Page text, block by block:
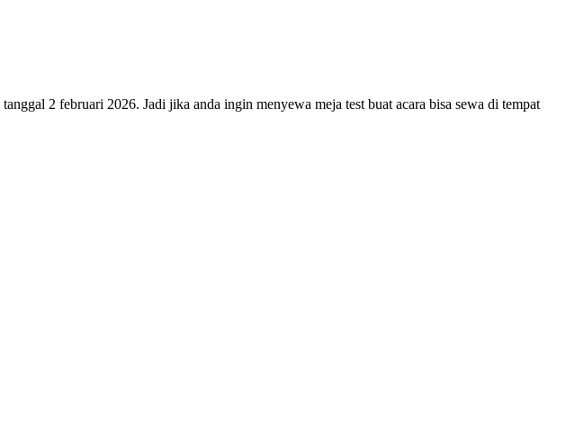
tanggal 2 februari 2026. Jadi jika anda ingin menyewa meja test buat acara bisa sewa di tempat